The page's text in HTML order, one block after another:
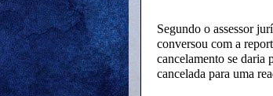
Segundo o assessor
conversou com a
cancelamento se daria
cancelada para uma